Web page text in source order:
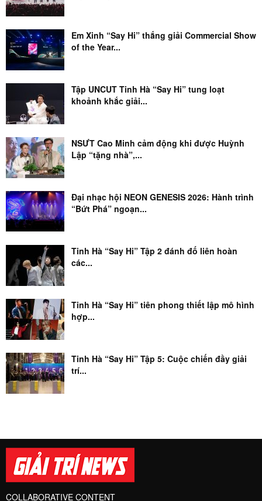
Em Xinh “Say Hi” thắng giải Commercial Show
of the Year...
Tập UNCUT Tinh Hà “Say Hi” tung loạt
khoảnh khắc giải...
NSƯT Cao Minh cảm động khi được Huỳnh
Lập “tặng nhà”,...
Đại nhạc hội NEON GENESIS 2026: Hành trình
“Bứt Phá” ngoạn...
Tinh Hà “Say Hi” Tập 2 đánh đố liên hoàn
các...
Tinh Hà “Say Hi” tiên phong thiết lập mô hình
hợp...
Tinh Hà “Say Hi” Tập 5: Cuộc chiến đầy giải
trí...
COLLABORATIVE CONTENT